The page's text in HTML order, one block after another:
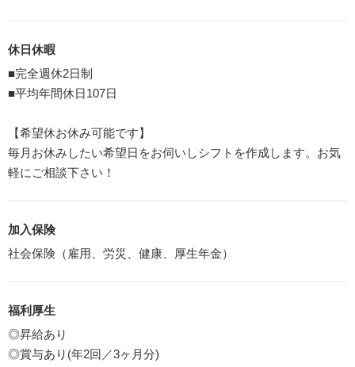
休日休暇
■完全週休2日制
■平均年間休日107日
【希望休お休み可能です】
毎月お休みしたい希望日をお伺いしシフトを作成します。お気
軽にご相談下さい！
加入保険
社会保険（雇用、労災、健康、厚生年金）
福利厚生
◎昇給あり
◎賞与あり(年2回／3ヶ月分)